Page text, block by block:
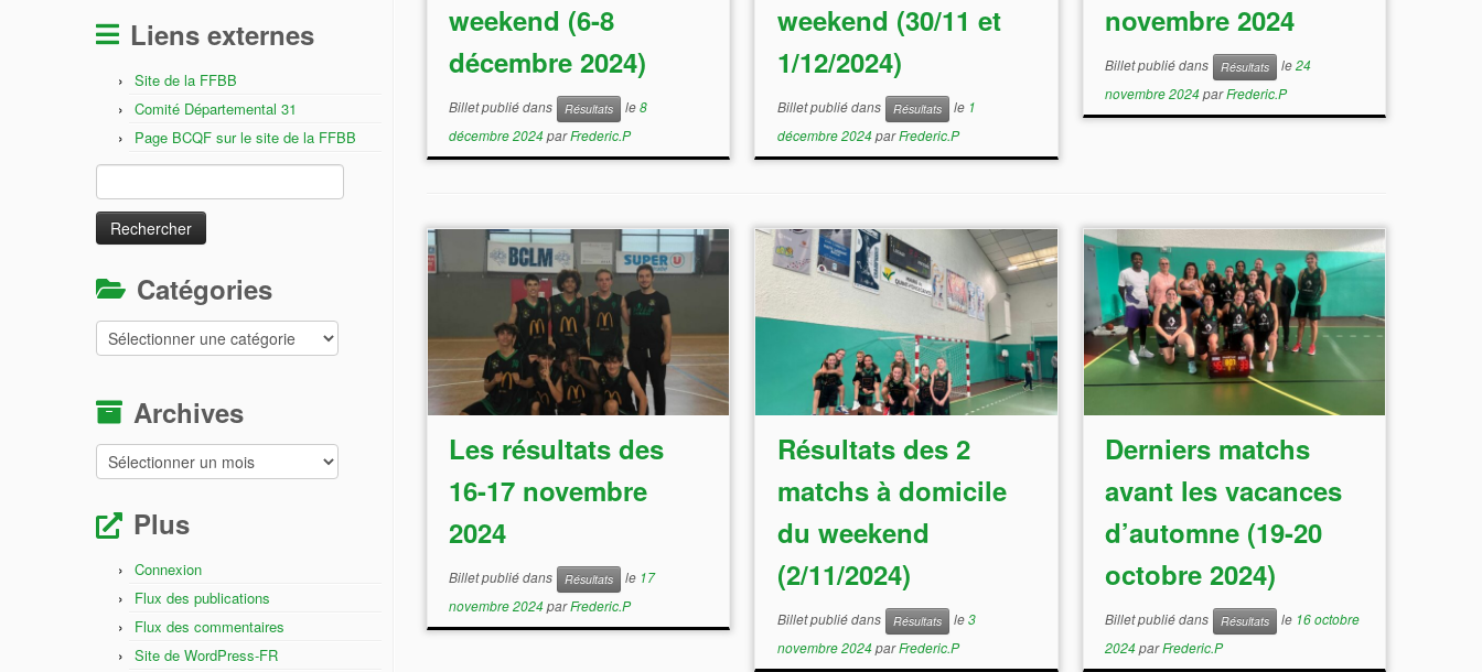
Liens externes
Site de la FFBB
Comité Départemental 31
Page BCQF sur le site de la FFBB
Catégories
Catégories
Archives
Archives
Plus
Connexion
Flux des publications
Flux des commentaires
Site de WordPress-FR
weekend (6-8
décembre 2024)
Billet publié dans Résultats le8
décembre 2024parFrederic.P
weekend (30/11 et
1/12/2024)
Billet publié dans Résultats le 1
décembre 2024 parFrederic.P
novembre 2024
Billet publié dans Résultats le24
novembre 2024parFrederic.P
Les résultats des
16-17 novembre
2024
Billet publié dans Résultats le 17
novembre 2024parFrederic.P
Résultats des 2
matchs à domicile
du weekend
(2/11/2024)
Billet publié dans Résultats le3
novembre 2024 parFrederic.P
Derniers matchs
avant les vacances
d’automne (19-20
octobre 2024)
Billet publié dans Résultats le 16 octobre
2024parFrederic.P